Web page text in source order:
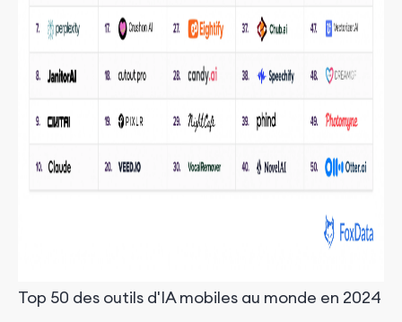
Top 50 des outils d'IA mobiles au monde en 2024